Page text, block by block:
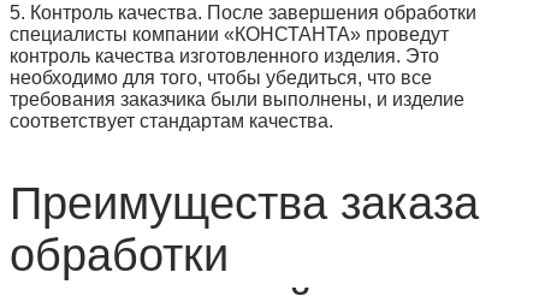
5. Контроль качества. После завершения обработки
специалисты компании «КОНСТАНТА» проведут
контроль качества изготовленного изделия. Это
необходимо для того, чтобы убедиться, что все
требования заказчика были выполнены, и изделие
соответствует стандартам качества.
Преимущества заказа
обработки